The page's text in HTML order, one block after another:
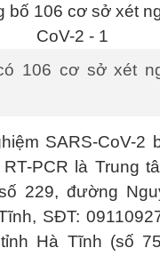
106 cơ sở xét
SARS-CoV-2
PCR là Trung
229, đường
SĐT:
Hà Tĩnh (số